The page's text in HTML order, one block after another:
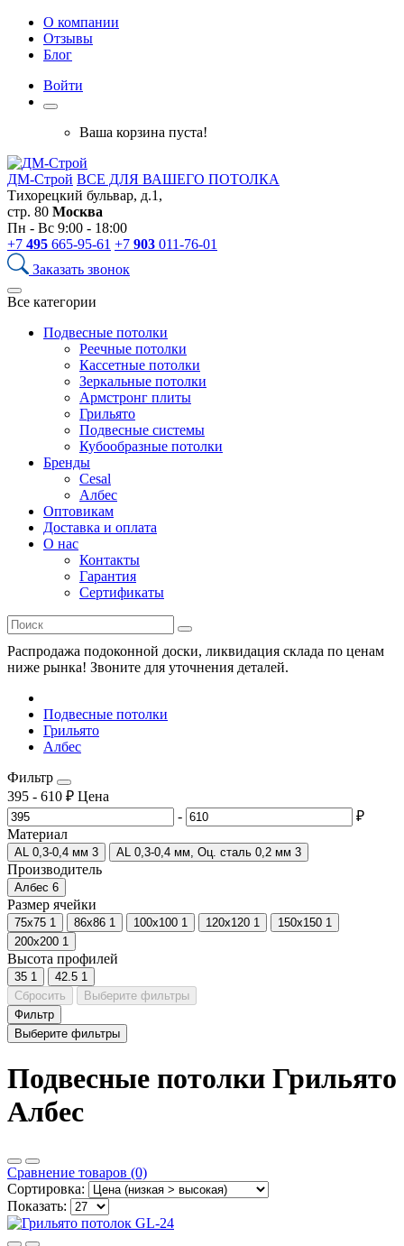
О компании
Отзывы
Блог
Войти
Ваша корзина пуста!
ДМ-Строй ВСЕ ДЛЯ ВАШЕГО ПОТОЛКА
Тихорецкий бульвар, д.1,
стр. 80 Москва
Пн - Вс 9:00 - 18:00
+7 495 665-95-61 +7 903 011-76-01
Заказать звонок
Все категории
Подвесные потолки
Реечные потолки
Кассетные потолки
Зеркальные потолки
Армстронг плиты
Грильято
Подвесные системы
Кубообразные потолки
Бренды
Cesal
Албес
Оптовикам
Доставка и оплата
О нас
Контакты
Гарантия
Сертификаты
Распродажа подоконной доски, ликвидация склада по ценам
ниже рынка! Звоните для уточнения деталей.
Подвесные потолки
Грильято
Албес
Фильтр
395 - 610 ₽ Цена
-
₽
Материал
AL 0,3-0,4 мм 3 AL 0,3-0,4 мм, Оц. сталь 0,2 мм 3
Производитель
Албес 6
Размер ячейки
75x75 1 86x86 1 100x100 1 120x120 1 150x150 1
200x200 1
Высота профилей
35 1 42.5 1
Сбросить
Выберите фильтры
Фильтр
Выберите фильтры
Подвесные потолки Грильято
Албес
Сравнение товаров (0)
Сортировка:
Показать: